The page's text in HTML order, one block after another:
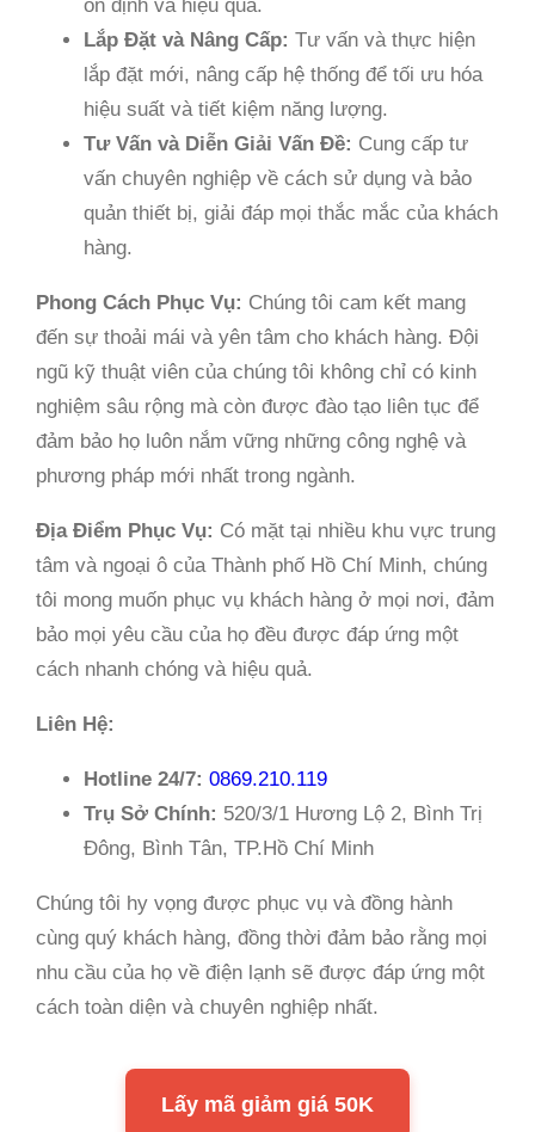
ổn định và hiệu quả.
Lắp Đặt và Nâng Cấp: Tư vấn và thực hiện
lắp đặt mới, nâng cấp hệ thống để tối ưu hóa
hiệu suất và tiết kiệm năng lượng.
Tư Vấn và Diễn Giải Vấn Đề: Cung cấp tư
vấn chuyên nghiệp về cách sử dụng và bảo
quản thiết bị, giải đáp mọi thắc mắc của khách
hàng.
Phong Cách Phục Vụ: Chúng tôi cam kết mang
đến sự thoải mái và yên tâm cho khách hàng. Đội
ngũ kỹ thuật viên của chúng tôi không chỉ có kinh
nghiệm sâu rộng mà còn được đào tạo liên tục để
đảm bảo họ luôn nắm vững những công nghệ và
phương pháp mới nhất trong ngành.
Địa Điểm Phục Vụ: Có mặt tại nhiều khu vực trung
tâm và ngoại ô của Thành phố Hồ Chí Minh, chúng
tôi mong muốn phục vụ khách hàng ở mọi nơi, đảm
bảo mọi yêu cầu của họ đều được đáp ứng một
cách nhanh chóng và hiệu quả.
Liên Hệ:
Hotline 24/7: 0869.210.119
Trụ Sở Chính: 520/3/1 Hương Lộ 2, Bình Trị
Đông, Bình Tân, TP.Hồ Chí Minh
Chúng tôi hy vọng được phục vụ và đồng hành
cùng quý khách hàng, đồng thời đảm bảo rằng mọi
nhu cầu của họ về điện lạnh sẽ được đáp ứng một
cách toàn diện và chuyên nghiệp nhất.
Lấy mã giảm giá 50K